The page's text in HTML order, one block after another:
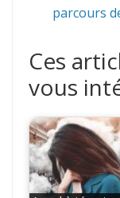
parcours
Ces
vous